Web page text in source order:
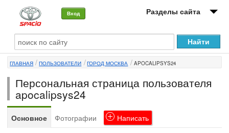
Вход Разделы сайта
О машине
Автоклуб
Форумы
Сервисы и услуги
ГЛАВНАЯ ПОЛЬЗОВАТЕЛИ ГОРОД МОСКВА APOCALIPSYS24
Персональная страница пользователя
apocalipsys24
Основное Фотографии Написать